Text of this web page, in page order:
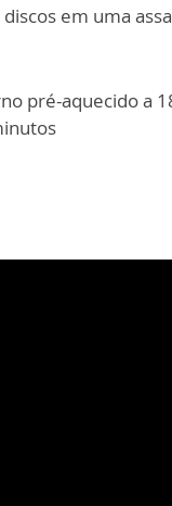
em uma
pré-aquecido a